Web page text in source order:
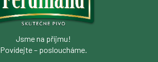
Jsme na příjmu!
Povídejte – posloucháme.